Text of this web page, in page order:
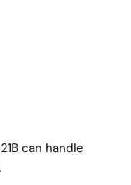
can handle